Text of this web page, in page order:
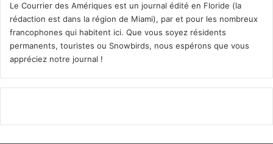
Le Courrier des Amériques est un journal édité en Floride (la
rédaction est dans la région de Miami), par et pour les nombreux
francophones qui habitent ici. Que vous soyez résidents
permanents, touristes ou Snowbirds, nous espérons que vous
appréciez notre journal !